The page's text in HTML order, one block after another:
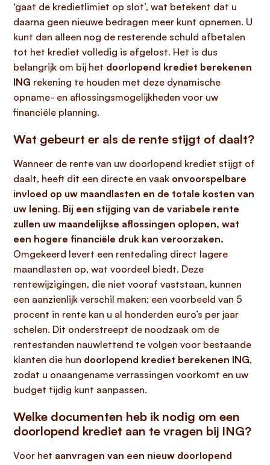
‘gaat de kredietlimiet op slot’, wat betekent dat u
daarna geen nieuwe bedragen meer kunt opnemen. U
kunt dan alleen nog de resterende schuld afbetalen
tot het krediet volledig is afgelost. Het is dus
belangrijk om bij het doorlopend krediet berekenen
ING rekening te houden met deze dynamische
opname- en aflossingsmogelijkheden voor uw
financiële planning.
Wat gebeurt er als de rente stijgt of daalt?
Wanneer de rente van uw doorlopend krediet stijgt of
daalt, heeft dit een directe en vaak onvoorspelbare
invloed op uw maandlasten en de totale kosten van
uw lening. Bij een stijging van de variabele rente
zullen uw maandelijkse aflossingen oplopen, wat
een hogere financiële druk kan veroorzaken.
Omgekeerd levert een rentedaling direct lagere
maandlasten op, wat voordeel biedt. Deze
rentewijzigingen, die niet vooraf vaststaan, kunnen
een aanzienlijk verschil maken; een voorbeeld van 5
procent in rente kan u al honderden euro’s per jaar
schelen. Dit onderstreept de noodzaak om de
rentestanden nauwlettend te volgen voor bestaande
klanten die hun doorlopend krediet berekenen ING,
zodat u onaangename verrassingen voorkomt en uw
budget tijdig kunt aanpassen.
Welke documenten heb ik nodig om een
doorlopend krediet aan te vragen bij ING?
Voor het aanvragen van een nieuw doorlopend